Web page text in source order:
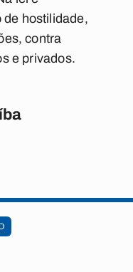
de hostilidade,
contra
e privados.